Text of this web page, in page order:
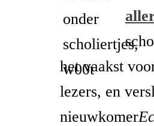
het vaakst
lezers, en
nieuwkomer